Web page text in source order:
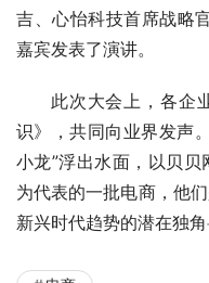
吉、心怡科技首席战略
嘉宾发表了演讲。
此次大会上，各企
识》，共同向业界发声
小龙”浮出水面，以贝
为代表的一批电商，他
新兴时代趋势的潜在独角